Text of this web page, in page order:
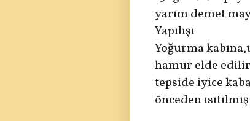
yarım demet
Yapılışı
Yoğurma
hamur elde
tepside iyice
önceden